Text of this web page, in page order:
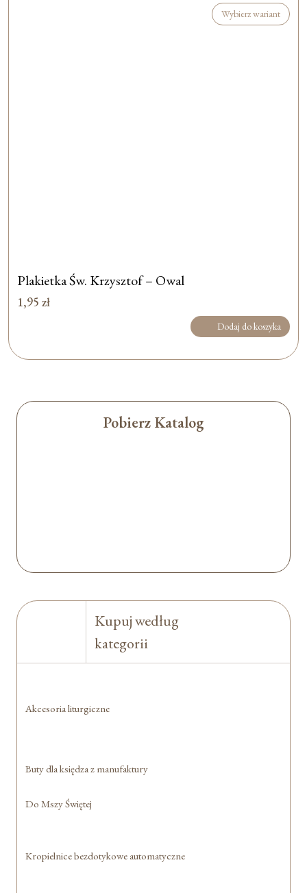
Wybierz wariant
Plakietka Św. Krzysztof – Owal
1,95 zł
Dodaj do koszyka
Pobierz Katalog
Kupuj według
kategorii
Akcesoria liturgiczne
Buty dla księdza z manufaktury
Do Mszy Świętej
Kropielnice bezdotykowe automatyczne